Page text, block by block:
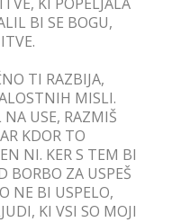
BI SE BOGU,
TI RAZBIJA,
MISLI.
NA USE, RAZMIŠ
KDOR TO
NI. KER S TEM BI
BORBO ZA USPEŠ
NE BI USPELO,
KI VSI SO MOJI